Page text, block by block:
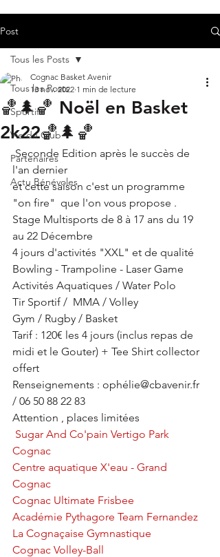
Post
Tous les Posts
Sportif
Vie du Club
Partenaires
Actu Bénévoles
Tous les Posts
🏀🌲🏀 Noël en Basket
2k22🏀🌲🏀
Cognac Basket Avenir
13 nov. 2022 1 min de lecture
Seconde Edition après le succès de
l'an dernier
et cette saison c'est un programme
"on fire"  que l'on vous propose .
Stage Multisports de 8 à 17 ans du 19
au 22 Décembre
4 jours d'activités "XXL" et de qualité
Bowling - Trampoline - Laser Game
Activités Aquatiques / Water Polo
Tir Sportif /  MMA / Volley
Gym / Rugby / Basket
Tarif : 120€ les 4 jours (inclus repas de
midi et le Gouter) + Tee Shirt collector
offert
Renseignements : ophélie@cbavenir.fr
/ 06 50 88 22 83
Attention , places limitées
Sugar And Co'pain Vertigo Park
Cognac
Centre aquatique X'eau - Grand
Cognac
Cognac Ultimate Frisbee
Académie Pythagore Team Fernandez
La Cognaçaise Gymnastique
Cognac Volley-Ball